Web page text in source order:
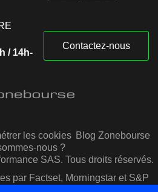
/ 14h-
Contactez-nous
les cookies Blog Zonebourse
nous ?
SAS. Tous droits réservés.
par Factset, Morningstar et S&P